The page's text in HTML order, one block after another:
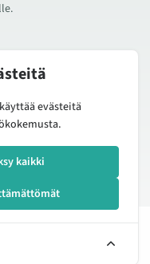
tuotteista ja
myös tuote-esittelyjä.
evästeitä
kaikki